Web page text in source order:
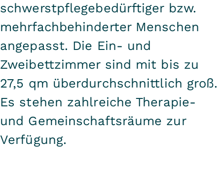
schwerstpflegebedürftiger bzw.
mehrfachbehinderter Menschen
angepasst. Die Ein- und
Zweibettzimmer sind mit bis zu
27,5 qm überdurchschnittlich groß.
Es stehen zahlreiche Therapie-
und Gemeinschaftsräume zur
Verfügung.